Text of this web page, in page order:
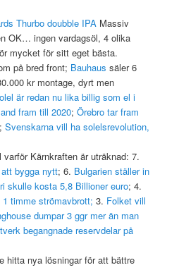
Thurbo doubble IPA Massiv
OK… ingen vardagsöl, 4 olika
mycket för sitt eget bästa.
på bred front; Bauhaus säler 6
kr montage, dyrt men
är redan nu lika billig som el i
fram till 2020;Örebro tar fram
;Svenskarna vill ha solelsrevolution,
Kärnkraften är uträknad: 7.
bygga nytt; 6. Bulgarien ställer in
skulle kosta 5,8 Billioner euro; 4.
timme strömavbrott; 3. Folket vill
dumpar 3 ggr mer än man
begangnade reservdelar på
hitta nya lösningar för att bättre